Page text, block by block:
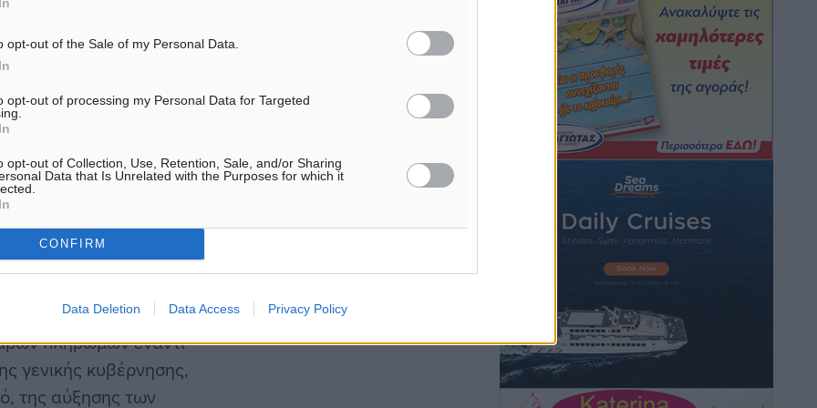
opt-out of the Sale of my Personal Data.
opt-out of processing my Personal Data for Targeted
opt-out of Collection, Use, Retention, Sale, and/or Sharing
Data that Is Unrelated with the Purposes for which it
CONFIRM
Data Deletion Data Access Privacy Policy
κατοίκων ταξιδιωτών
κατά 17,4%.
περιορίστηκε
2024, αντανακλώντας
καθαρών
σε μικρότερο βαθμό,
πρωτογενή
Απρίλιο του 2024,
πληρωμών έναντι
γενικής κυβέρνησης,
της αύξησης των
Τοπικές Ειδήσεις πριν 37 λεπτά
ΑΕΡΑ: Δεν σταματάει να ενισχύεται,
νέο απόκτημα ο Μητρόπουλος
• πριν 53 λεπτά
Κλεάνθης: Δουλειές μετά ευχαριστιών
στο γήπεδο, ατομικό για δύο
πριν 55 λεπτά
Φοίβος: Εν αναμονή του Νίκου Λαζίδη
πριν 56 λεπτά
Ιάλυσος Β’: Νωρίς νωρίς μπήκαν στα
βάσανα της προετοιμασίας
Αθλητικά• πριν 58 λεπτά